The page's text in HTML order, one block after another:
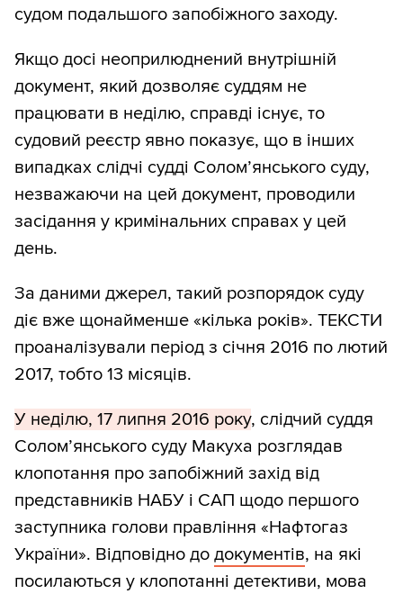
судом подальшого запобіжного заходу.
Якщо досі неоприлюднений внутрішній
документ, який дозволяє суддям не
працювати в неділю, справді існує, то
судовий реєстр явно показує, що в інших
випадках слідчі судді Солом’янського суду,
незважаючи на цей документ, проводили
засідання у кримінальних справах у цей
день.
За даними джерел, такий розпорядок суду
діє вже щонайменше «кілька років». ТЕКСТИ
проаналізували період з січня 2016 по лютий
2017, тобто 13 місяців.
У неділю, 17 липня 2016 року, слідчий суддя
Солом’янського суду Макуха розглядав
клопотання про запобіжний захід від
представників НАБУ і САП щодо першого
заступника голови правління «Нафтогаз
України». Відповідно до документів, на які
посилаються у клопотанні детективи, мова